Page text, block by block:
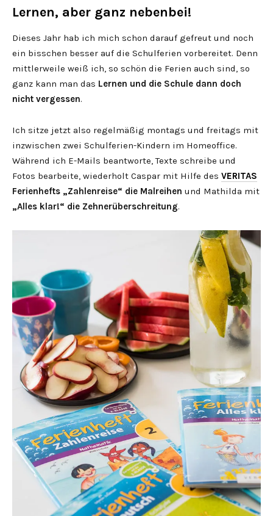
Lernen, aber ganz nebenbei!
Dieses Jahr hab ich mich schon darauf gefreut und noch
ein bisschen besser auf die Schulferien vorbereitet. Denn
mittlerweile weiß ich, so schön die Ferien auch sind, so
ganz kann man das Lernen und die Schule dann doch
nicht vergessen.
Ich sitze jetzt also regelmäßig montags und freitags mit
inzwischen zwei Schulferien-Kindern im Homeoffice.
Während ich E-Mails beantworte, Texte schreibe und
Fotos bearbeite, wiederholt Caspar mit Hilfe des VERITAS
Ferienhefts „Zahlenreise“ die Malreihen und Mathilda mit
„Alles klar!“ die Zehnerüberschreitung.